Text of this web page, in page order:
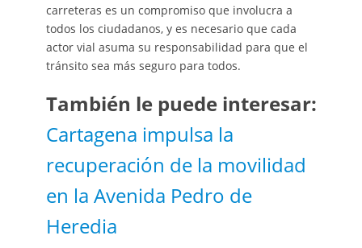
carreteras es un compromiso que involucra a
todos los ciudadanos, y es necesario que cada
actor vial asuma su responsabilidad para que el
tránsito sea más seguro para todos.
También le puede interesar:
Cartagena impulsa la
recuperación de la movilidad
en la Avenida Pedro de
Heredia